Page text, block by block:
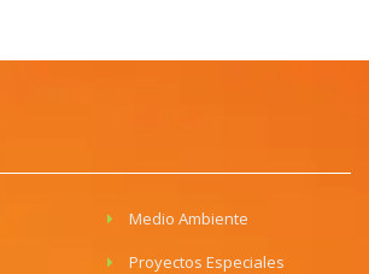
Medio Ambiente
Proyectos Especiales